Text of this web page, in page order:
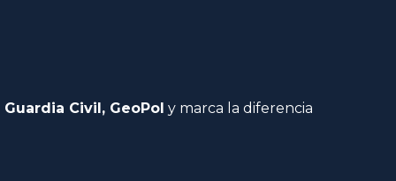
Civil, GeoPol y marca la diferencia